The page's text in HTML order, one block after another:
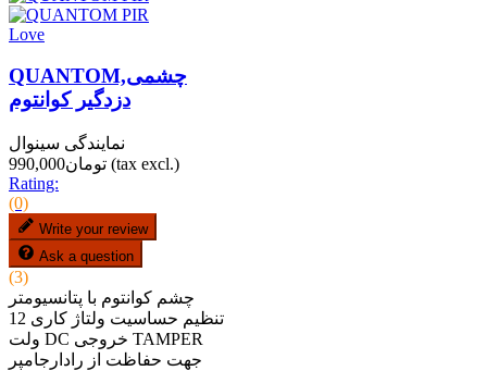
Love
QUANTOM,چشمی
دزدگیر کوانتوم
نمایندگی سینوال
تومان990,000 (tax excl.)
Rating:
(0)
Write your review
Ask a question
(3)
چشم کوانتوم با پتانسیومتر
تنظیم حساسیت ولتاژ کاری 12
ولت DC خروجی TAMPER
جهت حفاظت از رادارجامپر